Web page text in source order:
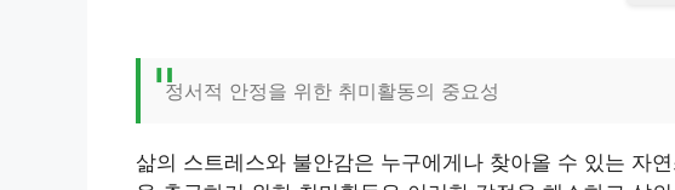
정서적 안정을 위한 취미활동의 중요성
삶의 스트레스와 불안감은 누구에게나 찾아올 수 있는 자